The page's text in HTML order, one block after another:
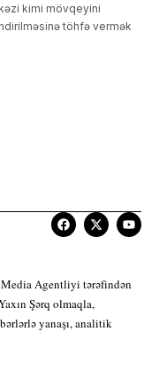
kimi mövqeyini
töhfə vermək
Agentliyi tərəfindən
Şərq olmaqla,
yanaşı, analitik